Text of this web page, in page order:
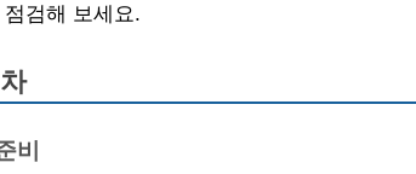
검해 보세요.
비